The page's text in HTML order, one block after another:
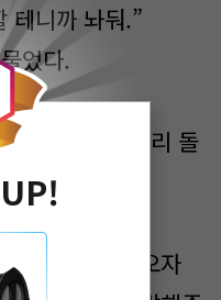
테니까 놔둬.”
었다.
서라도 하루빨리 돌
니.”
이 방에서 나오자